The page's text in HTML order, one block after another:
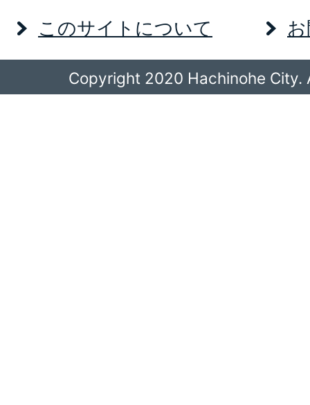
このサイトについて
Copyright 2020 Hachinohe City.